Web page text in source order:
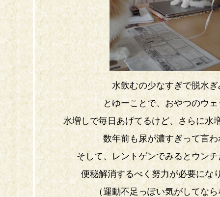
水飲むの少なすぎで脱水
とゆーことで、おやつのウ
水増しで毎日あげてるけど、さらに水
数年前も尿が濃すぎって言
そして、レントゲンでみるとウン
便秘解消するべく努力が必要にな
（運動不足っぽい気がしてな